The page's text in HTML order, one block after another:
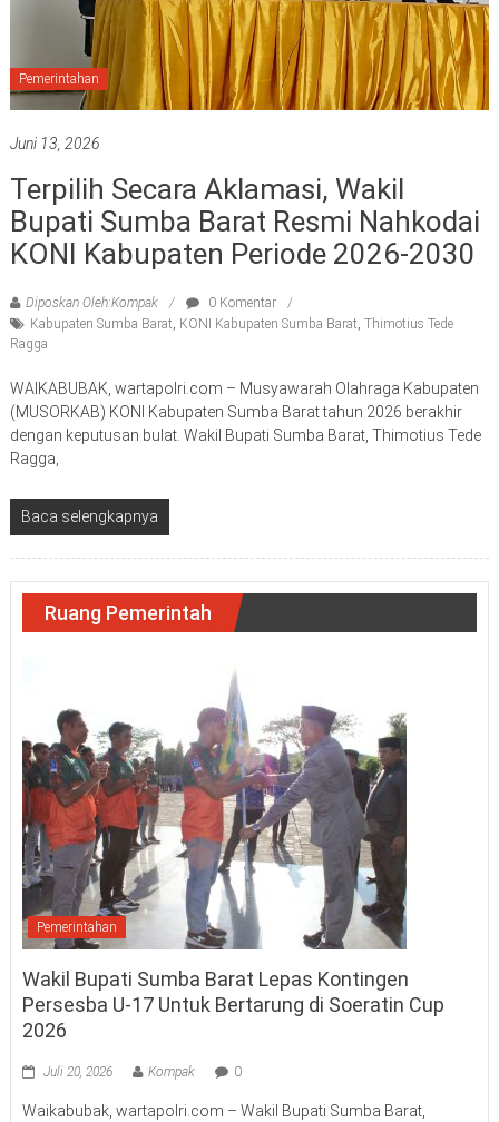
Pemerintahan
Juni 13, 2026
Terpilih Secara Aklamasi, Wakil
Bupati Sumba Barat Resmi Nahkodai
KONI Kabupaten Periode 2026-2030
Diposkan Oleh:Kompak
0 Komentar
Kabupaten Sumba Barat, KONI Kabupaten Sumba Barat, Thimotius Tede
Ragga
WAIKABUBAK, wartapolri.com – Musyawarah Olahraga Kabupaten
(MUSORKAB) KONI Kabupaten Sumba Barat tahun 2026 berakhir
dengan keputusan bulat. Wakil Bupati Sumba Barat, Thimotius Tede
Ragga,
Baca selengkapnya
Ruang Pemerintah
Pemerintahan
Wakil Bupati Sumba Barat Lepas Kontingen
Persesba U-17 Untuk Bertarung di Soeratin Cup
2026
Juli 20, 2026 Kompak 0
Waikabubak, wartapolri.com – Wakil Bupati Sumba Barat,